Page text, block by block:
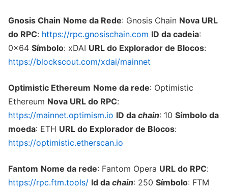
Gnosis Chain Nome da Rede: Gnosis Chain Nova URL
do RPC: https://rpc.gnosischain.com ID da cadeia:
0x64 Símbolo: xDAI URL do Explorador de Blocos:
https://blockscout.com/xdai/mainnet
Optimistic Ethereum Nome da rede: Optimistic
Ethereum Nova URL do RPC:
https://mainnet.optimism.io ID da chain: 10 Símbolo da
moeda: ETH URL do Explorador de Blocos:
https://optimistic.etherscan.io
Fantom Nome da rede: Fantom Opera URL do RPC:
https://rpc.ftm.tools/ Id da chain: 250 Símbolo: FTM